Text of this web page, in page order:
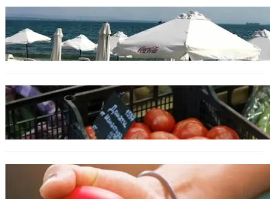
Хотелиер: Цените по Черноморието са се
увеличили с до 30%, туристите са по-малко
ИКОНОМИКА
Пазарът се раздвижи: зеленчуци и основни
храни сменят цените си
ОБЩЕСТВО
Варна има спешна нужда от кръводарители
с кръвна група 0+